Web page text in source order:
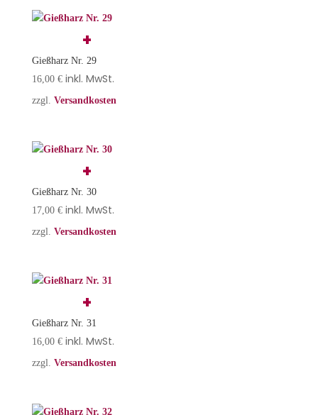
Gießharz Nr. 29
16,00 € inkl. MwSt.
zzgl. Versandkosten
Gießharz Nr. 30
17,00 € inkl. MwSt.
zzgl. Versandkosten
Gießharz Nr. 31
16,00 € inkl. MwSt.
zzgl. Versandkosten